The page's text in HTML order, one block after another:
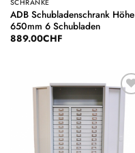
SCHRÄNKE
ADB Schubladenschrank Höhe
650mm 6 Schubladen
889.00CHF
Wunschliste